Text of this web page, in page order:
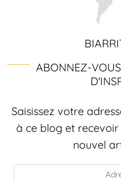
ABONNEZ-
Saisissez votre
à ce blog et
nouvel